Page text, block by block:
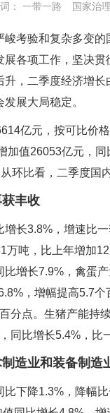
： 一带一路 国家治
峻考验和复杂多变
各项工作，坚决
，二季度经济增
展大局稳定。
亿元，按可比价
加值26053亿元，
环比看，二季度国
丰收
增长3.8%，增速比
万吨，比上年增加
增长7.9%，禽蛋
，增幅提高5.7
分点。生猪产能持
同比增长5.4%，比
造业和装备制造
比下降1.3%，降幅